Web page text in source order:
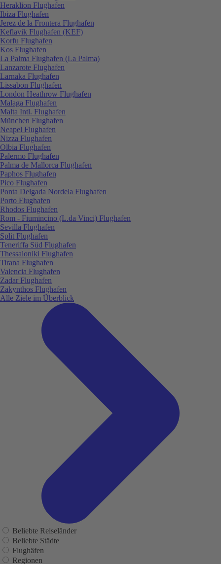
Heraklion Flughafen
Ibiza Flughafen
Jerez de la Frontera Flughafen
Keflavik Flughafen (KEF)
Korfu Flughafen
Kos Flughafen
La Palma Flughafen (La Palma)
Lanzarote Flughafen
Larnaka Flughafen
Lissabon Flughafen
London Heathrow Flughafen
Malaga Flughafen
Malta Intl. Flughafen
München Flughafen
Neapel Flughafen
Nizza Flughafen
Olbia Flughafen
Palermo Flughafen
Palma de Mallorca Flughafen
Paphos Flughafen
Pico Flughafen
Ponta Delgada Nordela Flughafen
Porto Flughafen
Rhodos Flughafen
Rom - Fiumincino (L.da Vinci) Flughafen
Sevilla Flughafen
Split Flughafen
Teneriffa Süd Flughafen
Thessaloniki Flughafen
Tirana Flughafen
Valencia Flughafen
Zadar Flughafen
Zakynthos Flughafen
Alle Ziele im Überblick
Beliebte Reiseländer
Beliebte Städte
Flughäfen
Regionen